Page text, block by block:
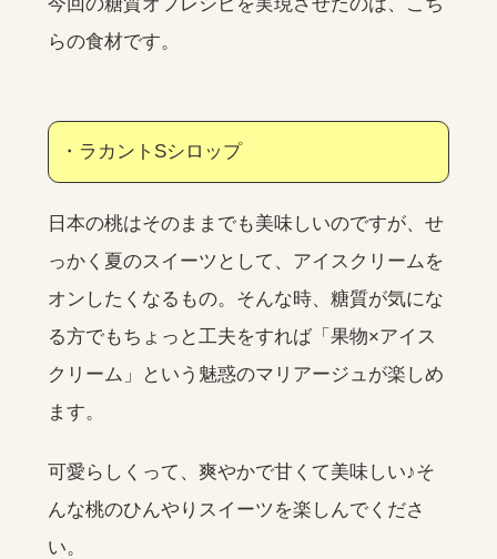
らの食材です。
・ラカントSシロップ
日本の桃はそのままでも美味しいのですが、せ
っかく夏のスイーツとして、アイスクリームを
オンしたくなるもの。そんな時、糖質が気にな
る方でもちょっと工夫をすれば「果物×アイス
クリーム」という魅惑のマリアージュが楽しめ
ます。
可愛らしくって、爽やかで甘くて美味しい♪そ
んな桃のひんやりスイーツを楽しんでくださ
い。